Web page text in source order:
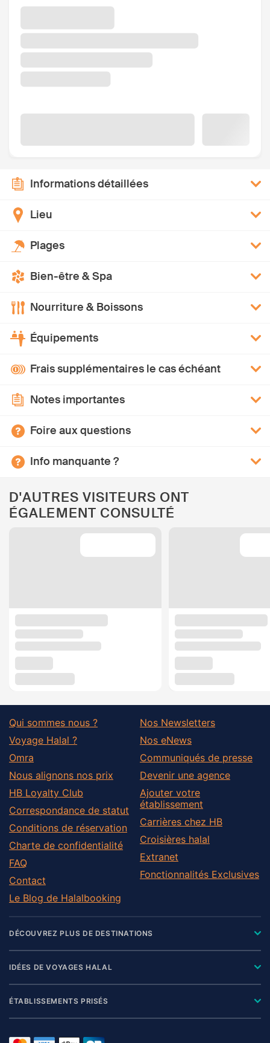
Informations détaillées
Lieu
Plages
Bien-être & Spa
Nourriture & Boissons
Équipements
Frais supplémentaires le cas échéant
Notes importantes
Foire aux questions
Info manquante ?
D'AUTRES VISITEURS ONT
ÉGALEMENT CONSULTÉ
Qui sommes nous ?
Voyage Halal ?
Omra
Nous alignons nos prix
HB Loyalty Club
Correspondance de statut
Conditions de réservation
Charte de confidentialité
FAQ
Contact
Le Blog de Halalbooking
Nos Newsletters
Nos eNews
Communiqués de presse
Devenir une agence
Ajouter votre
établissement
Carrières chez HB
Croisières halal
Extranet
Fonctionnalités Exclusives
DÉCOUVREZ PLUS DE DESTINATIONS
IDÉES DE VOYAGES HALAL
ÉTABLISSEMENTS PRISÉS